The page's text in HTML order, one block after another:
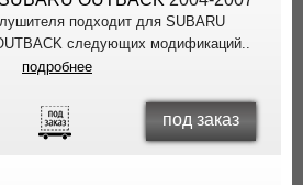
подходит для SUBARU
следующих модификаций..
подробнее
под заказ